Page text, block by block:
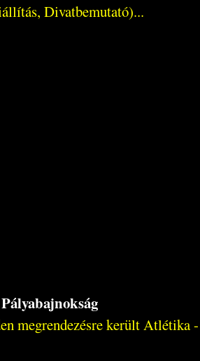
Divatbemutató)...
megrendezésre került